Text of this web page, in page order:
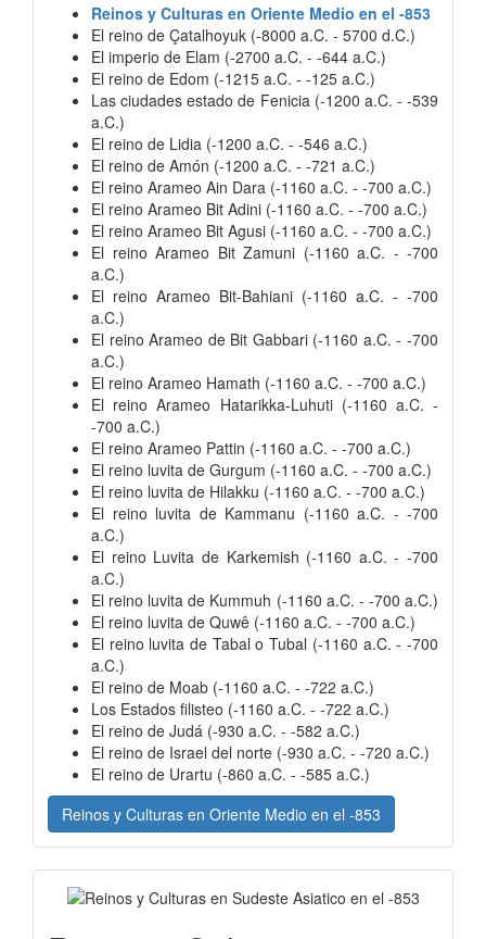
Reinos y Culturas en Oriente Medio en el -853
El reino de Çatalhoyuk (-8000 a.C. - 5700 d.C.)
El imperio de Elam (-2700 a.C. - -644 a.C.)
El reino de Edom (-1215 a.C. - -125 a.C.)
Las ciudades estado de Fenicia (-1200 a.C. - -539
a.C.)
El reino de Lidia (-1200 a.C. - -546 a.C.)
El reino de Amón (-1200 a.C. - -721 a.C.)
El reino Arameo Ain Dara (-1160 a.C. - -700 a.C.)
El reino Arameo Bit Adini (-1160 a.C. - -700 a.C.)
El reino Arameo Bit Agusi (-1160 a.C. - -700 a.C.)
El reino Arameo Bit Zamuni (-1160 a.C. - -700
a.C.)
El reino Arameo Bit-Bahiani (-1160 a.C. - -700
a.C.)
El reino Arameo de Bit Gabbari (-1160 a.C. - -700
a.C.)
El reino Arameo Hamath (-1160 a.C. - -700 a.C.)
El reino Arameo Hatarikka-Luhuti (-1160 a.C. -
-700 a.C.)
El reino Arameo Pattin (-1160 a.C. - -700 a.C.)
El reino luvita de Gurgum (-1160 a.C. - -700 a.C.)
El reino luvita de Hilakku (-1160 a.C. - -700 a.C.)
El reino luvita de Kammanu (-1160 a.C. - -700
a.C.)
El reino Luvita de Karkemish (-1160 a.C. - -700
a.C.)
El reino luvita de Kummuh (-1160 a.C. - -700 a.C.)
El reino luvita de Quwê (-1160 a.C. - -700 a.C.)
El reino luvita de Tabal o Tubal (-1160 a.C. - -700
a.C.)
El reino de Moab (-1160 a.C. - -722 a.C.)
Los Estados filisteo (-1160 a.C. - -722 a.C.)
El reino de Judá (-930 a.C. - -582 a.C.)
El reino de Israel del norte (-930 a.C. - -720 a.C.)
El reino de Urartu (-860 a.C. - -585 a.C.)
Reinos y Culturas en Oriente Medio en el -853